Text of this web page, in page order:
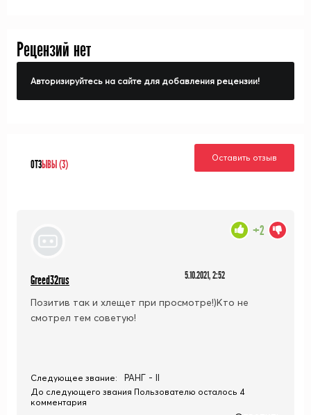
Рецензий нет
Авторизируйтесь на сайте для добавления рецензии!
ОТЗЫВЫ (3)
Оставить отзыв
Greed32rus 5.10.2021, 2:52
Позитив так и хлещет при просмотре!)Кто не
смотрел тем советую!
+2
Следующее звание: РАНГ - II
До следующего звания Пользователю осталось 4
комментария